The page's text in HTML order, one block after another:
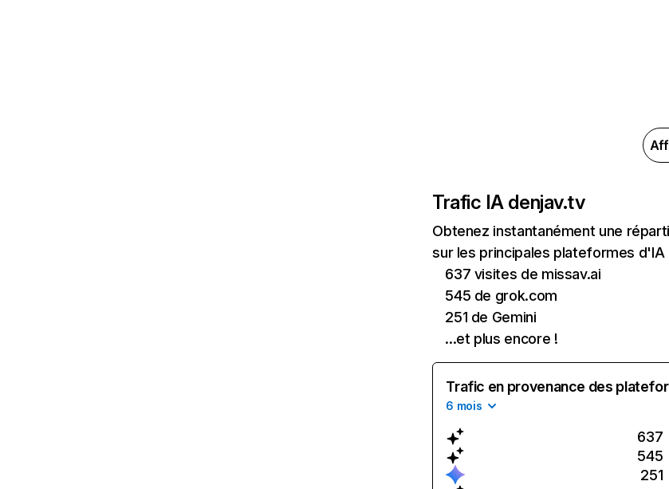
Trafic IA denjav.tv
Obtenez instantanément une
sur les principales plateformes d'IA
637 visites de missav.ai
545 de grok.com
251 de Gemini
...et plus encore !
Trafic en provenance des
6 mois
637
545
251